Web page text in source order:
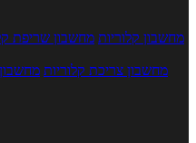
מחשבון קלוריות מחשבון שריפת
מחשבון צריכת קלוריות